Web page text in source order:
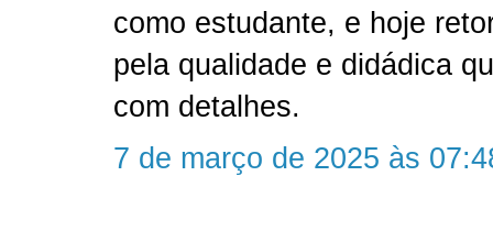
como estudante, e hoje
pela qualidade e didádica
com detalhes.
7 de março de 2025 às